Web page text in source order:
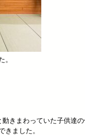
。
きまわっていた子供達
きました。